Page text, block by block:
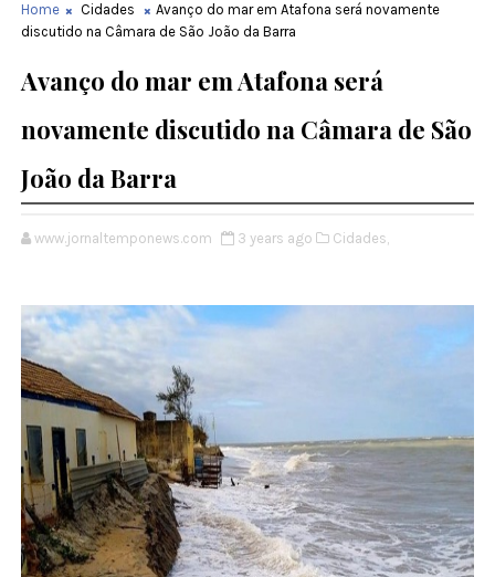
Home Cidades
Avanço do mar em Atafona será novamente
discutido na Câmara de São João da Barra
Avanço do mar em Atafona será
novamente discutido na Câmara de São
João da Barra
www.jornaltemponews.com 3 years ago Cidades,